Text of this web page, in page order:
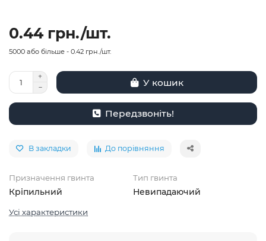
0.44 грн./шт.
5000 або більше - 0.42 грн./шт.
У кошик
Передзвоніть!
В закладки До порівняння
Призначення гвинта
Кріпильний
Тип гвинта
Невипадаючий
Усі характеристики